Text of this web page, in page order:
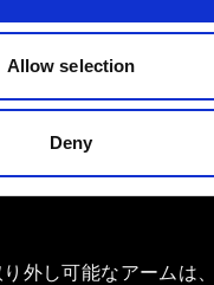
Allow selection
Deny
外し可能なアームは